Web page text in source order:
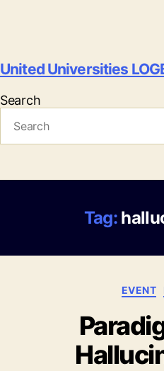
United Universities
Search
Tag:
EVENT